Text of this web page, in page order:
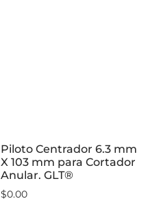
Piloto Centrador 6.3 mm
X 103 mm para Cortador
Anular. GLT®
$0.00